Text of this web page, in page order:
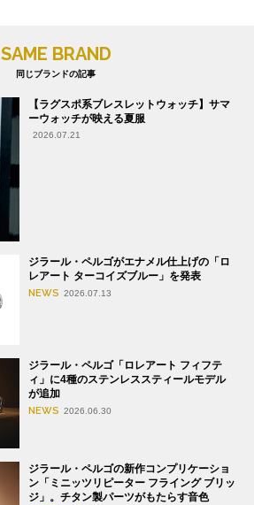
SAME BRAND
同じブランドの記事
【ラグスポ系ブレスレットウォッチ】サマ
ーウォッチが映える夏服
2026.07.21
ジラール・ペルゴがエナメル仕上げの「ロ
レアート ターコイズブルー」を発表
NEWS 2026.07.13
ジラール・ペルゴ「ロレアート フィフテ
ィ」に4種のステンレススティールモデル
が追加
NEWS 2026.06.30
ジラール・ペルゴの新作コンプリケーショ
ン「ミニッツリピーター フライング ブリッ
ジ」。チタン製パーツがもたらす音色